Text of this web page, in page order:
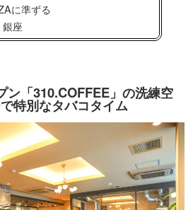
に準ずる
座
ン「310.COFFEE」の洗練空
特別なタバコタイム